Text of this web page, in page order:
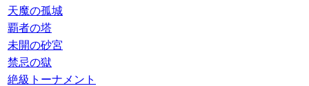
天魔の孤城
覇者の塔
未開の砂宮
禁忌の獄
絶級トーナメント